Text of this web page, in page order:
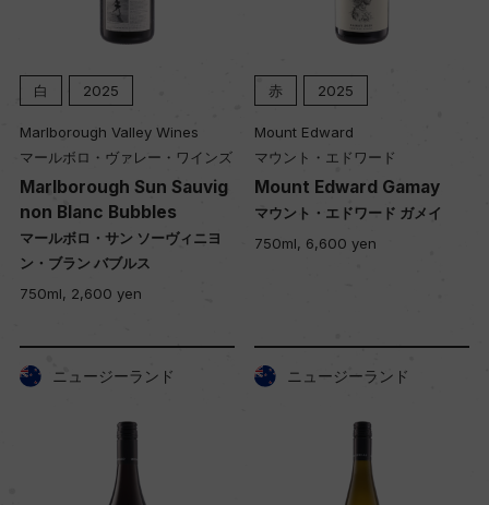
白 2025
Marlborough Valley Wines
マールボロ・ヴァレー・ワインズ
Marlborough Sun Sauvig
non Blanc Bubbles
マールボロ・サン ソーヴィニヨ
ン・ブラン バブルス
750ml, 2,600 yen
赤 2025
Mount Edward
マウント・エドワード
Mount Edward Gamay
マウント・エドワード ガメイ
750ml, 6,600 yen
ニュージーランド ニュージーランド